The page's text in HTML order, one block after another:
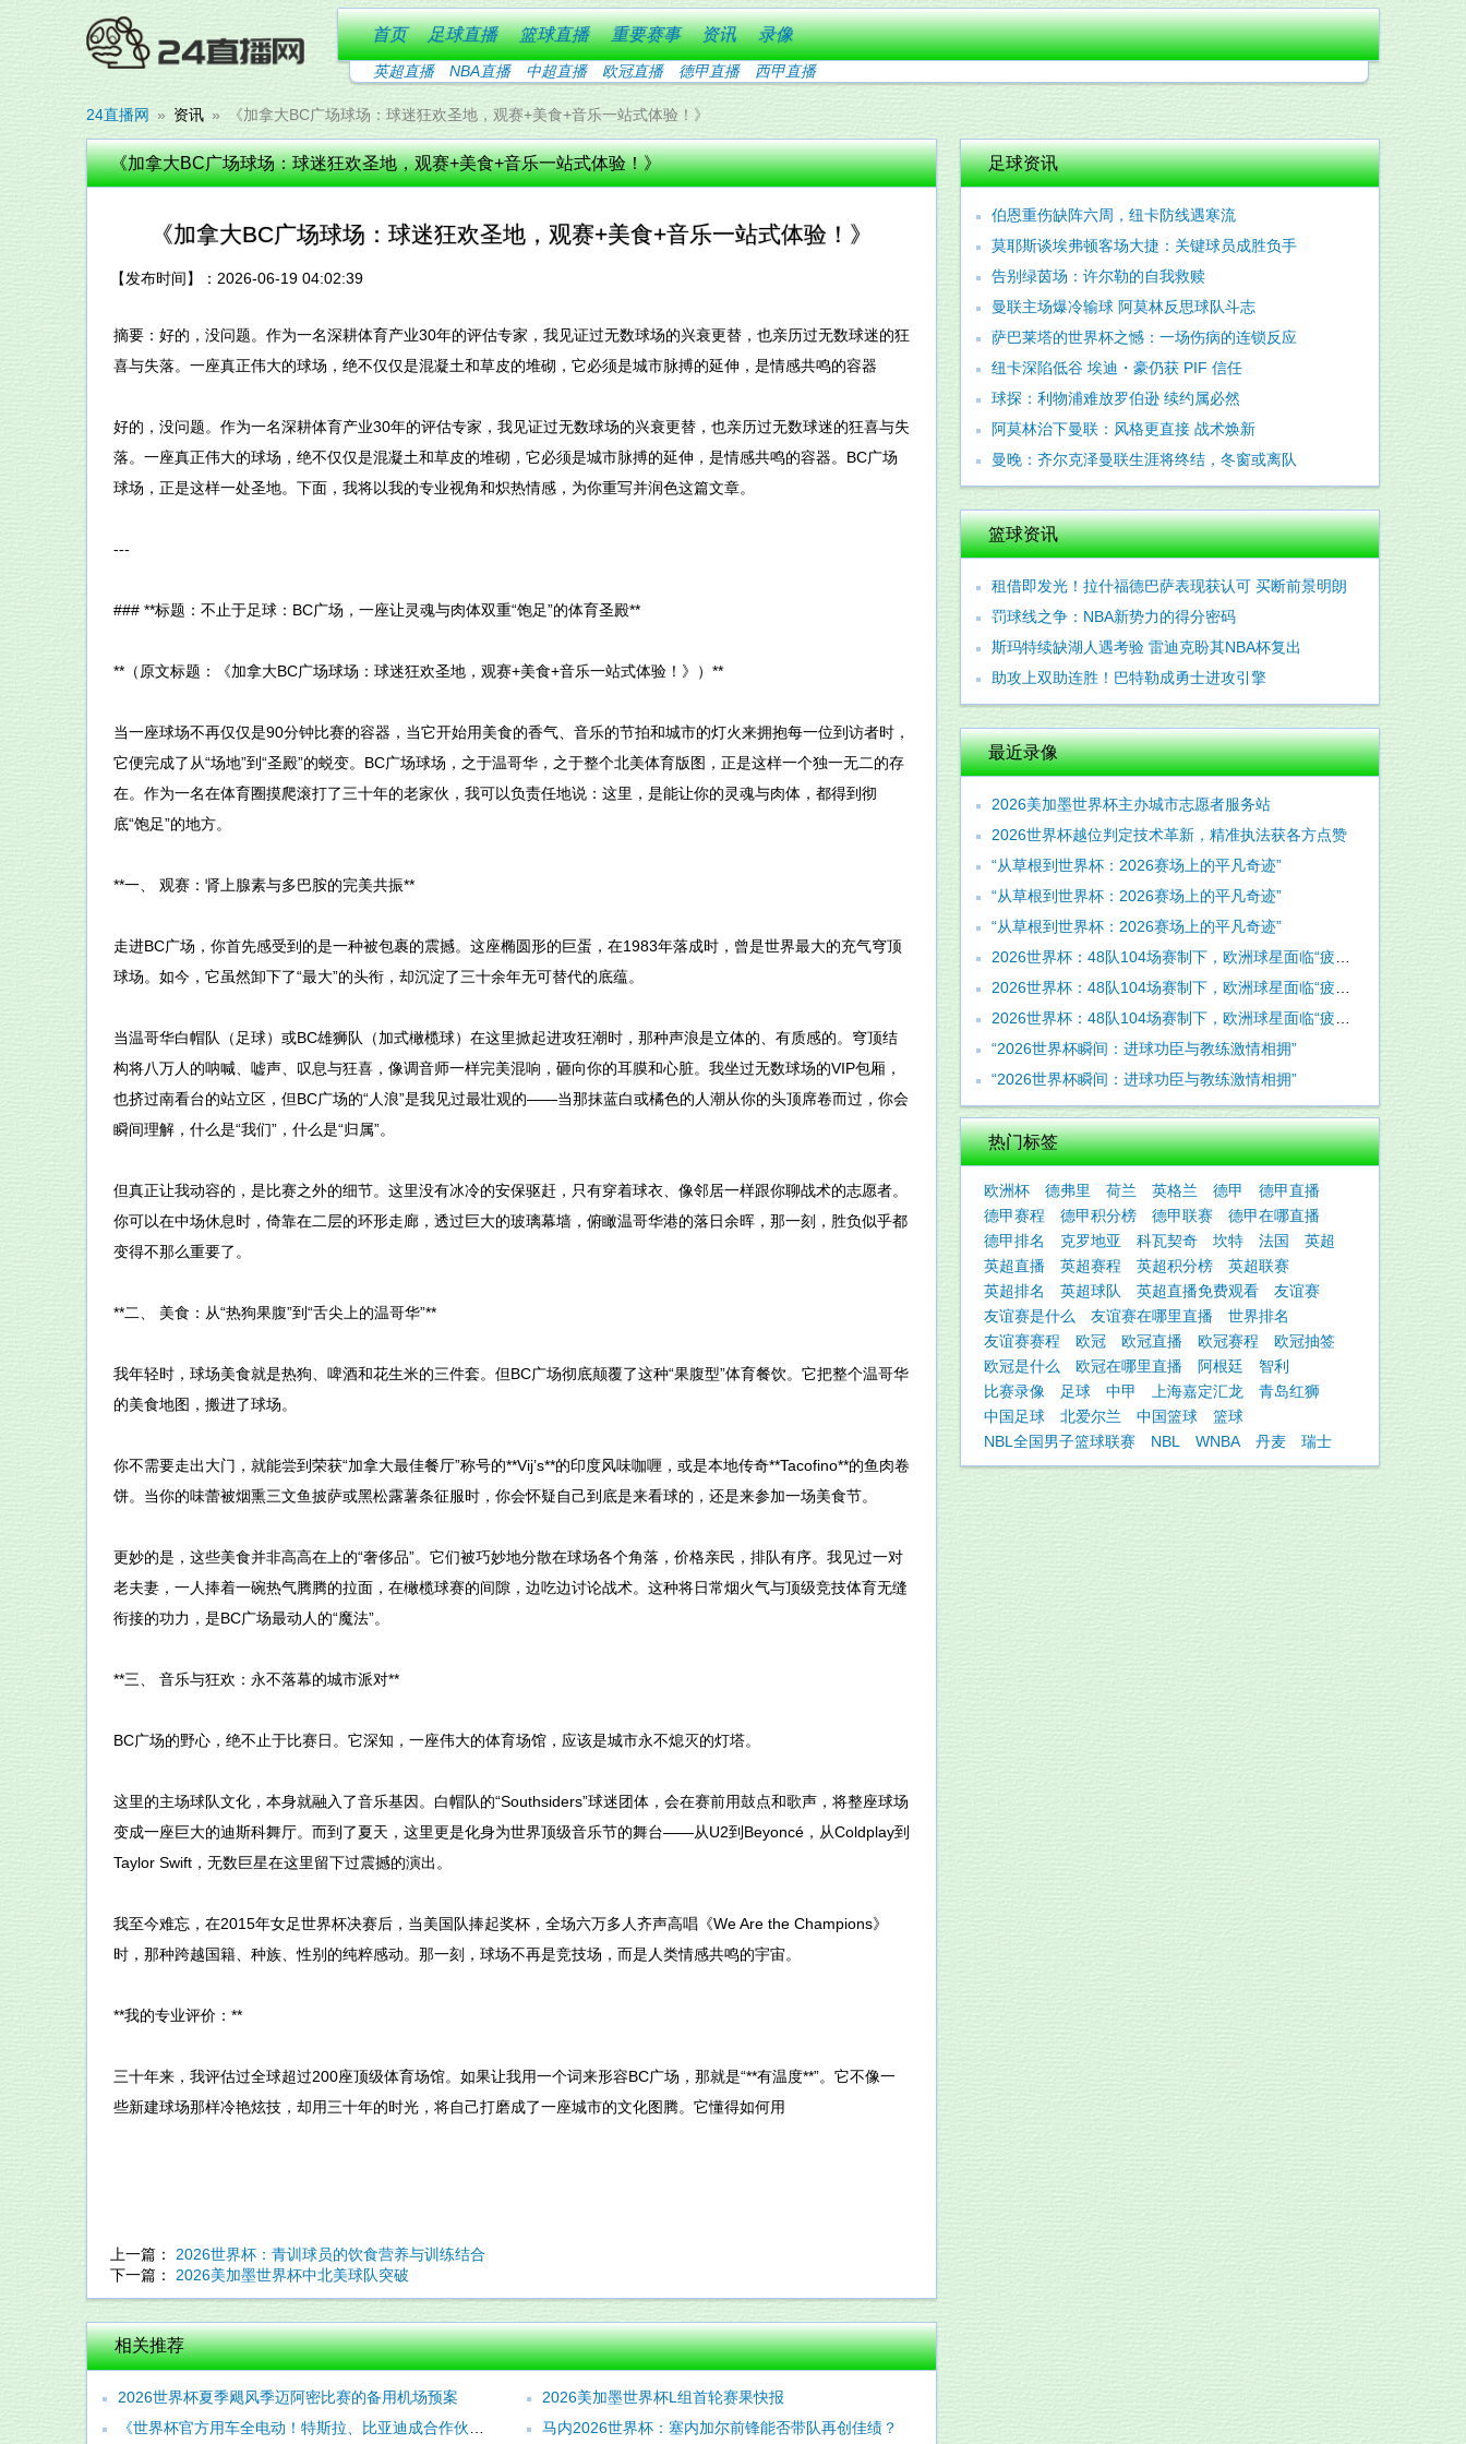
首页 足球直播 篮球直播 重要赛事 资讯 录像
英超直播 NBA直播 中超直播 欧冠直播 德甲直播 西甲直播
24直播网 资讯 《加拿大BC广场球场：球迷狂欢圣地，观赛+美食+音乐一站式体验！》
《加拿大BC广场球场：球迷狂欢圣地，观赛+美食+音乐一站式体验！》
《加拿大BC广场球场：球迷狂欢圣地，观赛+美食+音乐一站式体验！》
【发布时间】：2026-06-19 04:02:39
摘要：好的，没问题。作为一名深耕体育产业30年的评估专家，我见证过无数球场的兴衰更替，也亲历过无数球迷的狂
喜与失落。一座真正伟大的球场，绝不仅仅是混凝土和草皮的堆砌，它必须是城市脉搏的延伸，是情感共鸣的容器
好的，没问题。作为一名深耕体育产业30年的评估专家，我见证过无数球场的兴衰更替，也亲历过无数球迷的狂喜与失
落。一座真正伟大的球场，绝不仅仅是混凝土和草皮的堆砌，它必须是城市脉搏的延伸，是情感共鸣的容器。BC广场
球场，正是这样一处圣地。下面，我将以我的专业视角和炽热情感，为你重写并润色这篇文章。
---
### **标题：不止于足球：BC广场，一座让灵魂与肉体双重“饱足”的体育圣殿**
**（原文标题：《加拿大BC广场球场：球迷狂欢圣地，观赛+美食+音乐一站式体验！》）**
当一座球场不再仅仅是90分钟比赛的容器，当它开始用美食的香气、音乐的节拍和城市的灯火来拥抱每一位到访者时，
它便完成了从“场地”到“圣殿”的蜕变。BC广场球场，之于温哥华，之于整个北美体育版图，正是这样一个独一无二的存
在。作为一名在体育圈摸爬滚打了三十年的老家伙，我可以负责任地说：这里，是能让你的灵魂与肉体，都得到彻
底“饱足”的地方。
**一、 观赛：肾上腺素与多巴胺的完美共振**
走进BC广场，你首先感受到的是一种被包裹的震撼。这座椭圆形的巨蛋，在1983年落成时，曾是世界最大的充气穹顶
球场。如今，它虽然卸下了“最大”的头衔，却沉淀了三十余年无可替代的底蕴。
当温哥华白帽队（足球）或BC雄狮队（加式橄榄球）在这里掀起进攻狂潮时，那种声浪是立体的、有质感的。穹顶结
构将八万人的呐喊、嘘声、叹息与狂喜，像调音师一样完美混响，砸向你的耳膜和心脏。我坐过无数球场的VIP包厢，
也挤过南看台的站立区，但BC广场的“人浪”是我见过最壮观的——当那抹蓝白或橘色的人潮从你的头顶席卷而过，你会
瞬间理解，什么是“我们”，什么是“归属”。
但真正让我动容的，是比赛之外的细节。这里没有冰冷的安保驱赶，只有穿着球衣、像邻居一样跟你聊战术的志愿者。
你可以在中场休息时，倚靠在二层的环形走廊，透过巨大的玻璃幕墙，俯瞰温哥华港的落日余晖，那一刻，胜负似乎都
变得不那么重要了。
**二、 美食：从“热狗果腹”到“舌尖上的温哥华”**
我年轻时，球场美食就是热狗、啤酒和花生米的三件套。但BC广场彻底颠覆了这种“果腹型”体育餐饮。它把整个温哥华
的美食地图，搬进了球场。
你不需要走出大门，就能尝到荣获“加拿大最佳餐厅”称号的**Vij’s**的印度风味咖喱，或是本地传奇**Tacofino**的鱼肉卷
饼。当你的味蕾被烟熏三文鱼披萨或黑松露薯条征服时，你会怀疑自己到底是来看球的，还是来参加一场美食节。
更妙的是，这些美食并非高高在上的“奢侈品”。它们被巧妙地分散在球场各个角落，价格亲民，排队有序。我见过一对
老夫妻，一人捧着一碗热气腾腾的拉面，在橄榄球赛的间隙，边吃边讨论战术。这种将日常烟火气与顶级竞技体育无缝
衔接的功力，是BC广场最动人的“魔法”。
**三、 音乐与狂欢：永不落幕的城市派对**
BC广场的野心，绝不止于比赛日。它深知，一座伟大的体育场馆，应该是城市永不熄灭的灯塔。
这里的主场球队文化，本身就融入了音乐基因。白帽队的“Southsiders”球迷团体，会在赛前用鼓点和歌声，将整座球场
变成一座巨大的迪斯科舞厅。而到了夏天，这里更是化身为世界顶级音乐节的舞台——从U2到Beyoncé，从Coldplay到
Taylor Swift，无数巨星在这里留下过震撼的演出。
我至今难忘，在2015年女足世界杯决赛后，当美国队捧起奖杯，全场六万多人齐声高唱《We Are the Champions》
时，那种跨越国籍、种族、性别的纯粹感动。那一刻，球场不再是竞技场，而是人类情感共鸣的宇宙。
**我的专业评价：**
三十年来，我评估过全球超过200座顶级体育场馆。如果让我用一个词来形容BC广场，那就是“**有温度**”。它不像一
些新建球场那样冷艳炫技，却用三十年的时光，将自己打磨成了一座城市的文化图腾。它懂得如何用
上一篇： 2026世界杯：青训球员的饮食营养与训练结合
下一篇： 2026美加墨世界杯中北美球队突破
相关推荐
2026世界杯夏季飓风季迈阿密比赛的备用机场预案
2026美加墨世界杯L组首轮赛果快报
《世界杯官方用车全电动！特斯拉、比亚迪成合作伙伴》
马内2026世界杯：塞内加尔前锋能否带队再创佳绩？
足球资讯
伯恩重伤缺阵六周，纽卡防线遇寒流
莫耶斯谈埃弗顿客场大捷：关键球员成胜负手
告别绿茵场：许尔勒的自我救赎
曼联主场爆冷输球 阿莫林反思球队斗志
萨巴莱塔的世界杯之憾：一场伤病的连锁反应
纽卡深陷低谷 埃迪・豪仍获 PIF 信任
球探：利物浦难放罗伯逊 续约属必然
阿莫林治下曼联：风格更直接 战术焕新
曼晚：齐尔克泽曼联生涯将终结，冬窗或离队
篮球资讯
租借即发光！拉什福德巴萨表现获认可 买断前景明朗
罚球线之争：NBA新势力的得分密码
斯玛特续缺湖人遇考验 雷迪克盼其NBA杯复出
助攻上双助连胜！巴特勒成勇士进攻引擎
最近录像
2026美加墨世界杯主办城市志愿者服务站
2026世界杯越位判定技术革新，精准执法获各方点赞
“从草根到世界杯：2026赛场上的平凡奇迹”
“从草根到世界杯：2026赛场上的平凡奇迹”
“从草根到世界杯：2026赛场上的平凡奇迹”
2026世界杯：48队104场赛制下，欧洲球星面临“疲劳陷阱”
2026世界杯：48队104场赛制下，欧洲球星面临“疲劳陷阱”
2026世界杯：48队104场赛制下，欧洲球星面临“疲劳陷阱”
“2026世界杯瞬间：进球功臣与教练激情相拥”
“2026世界杯瞬间：进球功臣与教练激情相拥”
热门标签
欧洲杯 德弗里 荷兰 英格兰 德甲
德甲直播
德甲赛程
德甲积分榜 德甲联赛
德甲在哪直播
德甲排名
克罗地亚 科瓦契奇 坎特 法国
英超
英超直播
英超赛程 英超积分榜
英超联赛
英超排名
英超球队 英超直播免费观看
友谊赛
友谊赛是什么
友谊赛在哪里直播
世界排名
友谊赛赛程
欧冠 欧冠直播 欧冠赛程
欧冠抽签
欧冠是什么
欧冠在哪里直播 阿根廷
智利
比赛录像
足球 中甲 上海嘉定汇龙
青岛红狮
中国足球
北爱尔兰 中国篮球
篮球
NBL全国男子篮球联赛
NBL WNBA 丹麦 瑞士